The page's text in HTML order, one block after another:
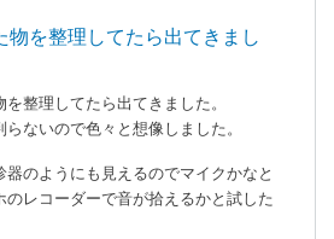
物を整理してたら出てきまし
整理してたら出てきました。
ないので色々と想像しました。
器のようにも見えるのでマイクかなと
のレコーダーで音が拾えるかと試した